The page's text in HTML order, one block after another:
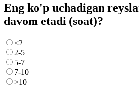
Eng ko'p uchadigan
davom etadi (soat)?
<2
2-5
5-7
7-10
>10